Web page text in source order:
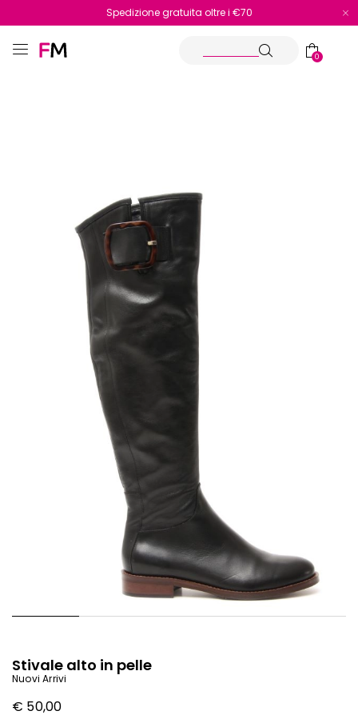
Reso facile e veloce
Spedizione gratuita oltre i €70
0
Stivale alto in pelle
Nuovi Arrivi
€ 50,00